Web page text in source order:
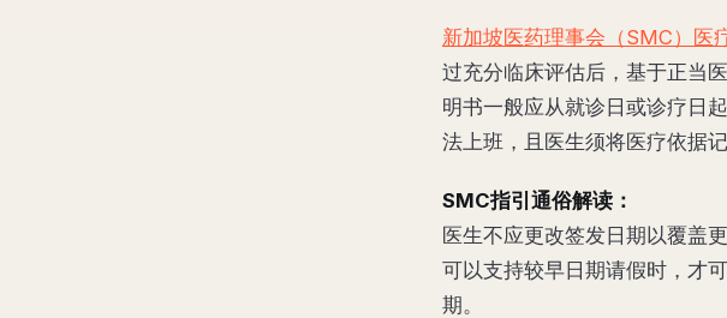
新加坡医药理事会（SMC）医
过充分临床评估后，基于正当
明书一般应从就诊日或诊疗日
法上班，且医生须将医疗依据记
SMC指引通俗解读：
医生不应更改签发日期以覆盖
可以支持较早日期请假时，才
期。